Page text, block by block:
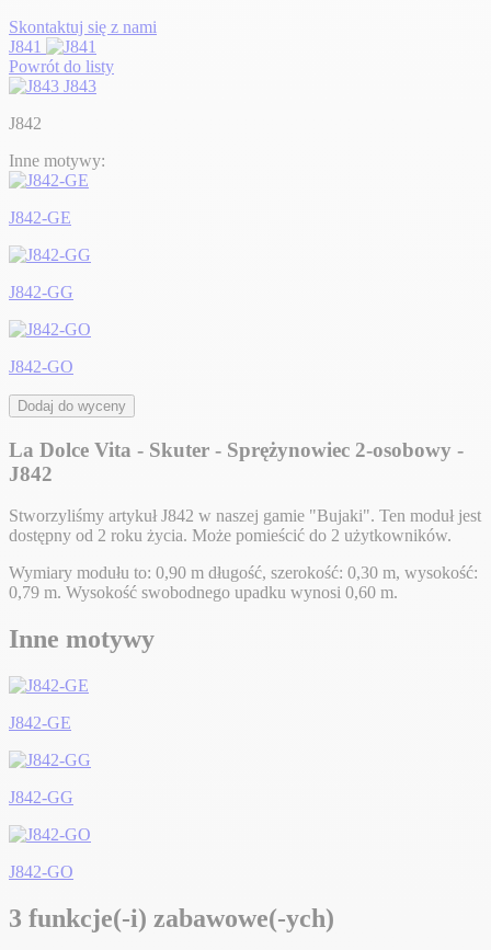
Skontaktuj się z nami
J841
Powrót do listy
J843
J842
Inne motywy:
J842-GE
J842-GG
J842-GO
Dodaj do wyceny
La Dolce Vita - Skuter - Sprężynowiec 2-osobowy -
J842
Stworzyliśmy artykuł J842 w naszej gamie "Bujaki". Ten moduł jest
dostępny od 2 roku życia. Może pomieścić do 2 użytkowników.
Wymiary modułu to: 0,90 m długość, szerokość: 0,30 m, wysokość:
0,79 m. Wysokość swobodnego upadku wynosi 0,60 m.
Inne motywy
J842-GE
J842-GG
J842-GO
3 funkcje(-i) zabawowe(-ych)